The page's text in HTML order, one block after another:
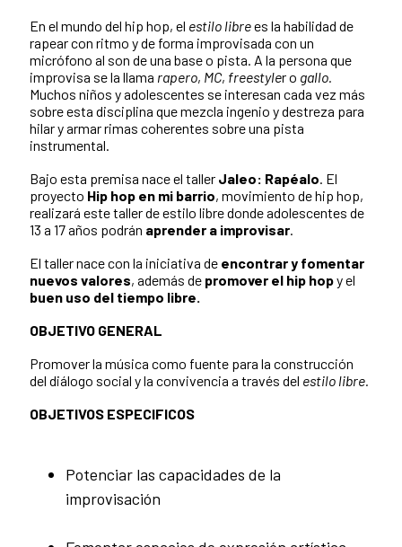
En el mundo del hip hop, el estilo librees la habilidad de
rapear con ritmo y de forma improvisada con un
micrófono al son de una base o pista. A la persona que
improvisa se la llama rapero, MC, freestyler o gallo.
Muchos niños y adolescentes se interesan cada vez más
sobre esta disciplina que mezcla ingenio y destreza para
hilar y armar rimas coherentes sobre una pista
instrumental.
Bajo esta premisa nace el taller Jaleo: Rapéalo. El
proyecto Hip hop en mi barrio, movimiento de hip hop,
realizará este taller de estilo libre donde adolescentes de
13 a 17 años podrán aprender a improvisar.
El taller nace con la iniciativa de encontrar y fomentar
nuevos valores, además de promover el hip hopy el
buen uso del tiempo libre.
OBJETIVO GENERAL
Promover la música como fuente para la construcción
del diálogo social y la convivencia a través del estilo libre.
OBJETIVOS ESPECIFICOS
Potenciar las capacidades de la
improvisación